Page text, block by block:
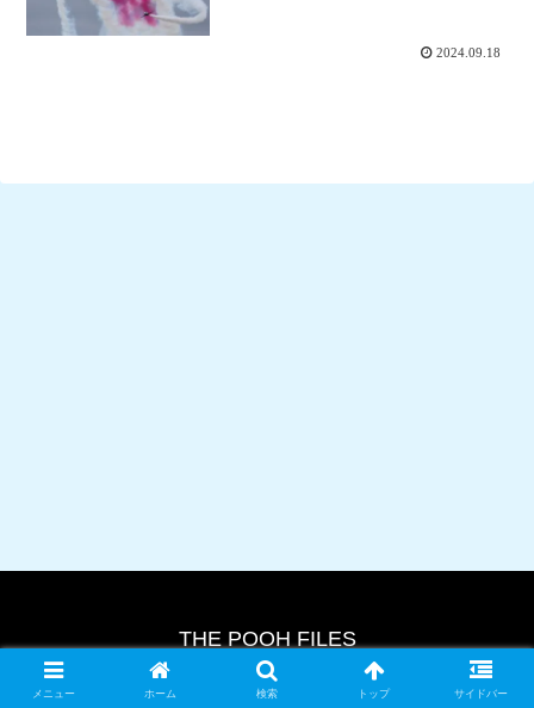
2024.09.18
THE POOH FILES
© 2024 THE POOH FILES.
メニュー ホーム 検索 トップ サイドバー